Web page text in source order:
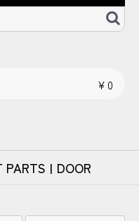
￥0
PARTS | DOOR